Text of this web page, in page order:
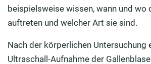
beispielsweise wissen, wann und wo
auftreten und welcher Art sie sind.
Nach der körperlichen Untersuchung
Ultraschall-Aufnahme der